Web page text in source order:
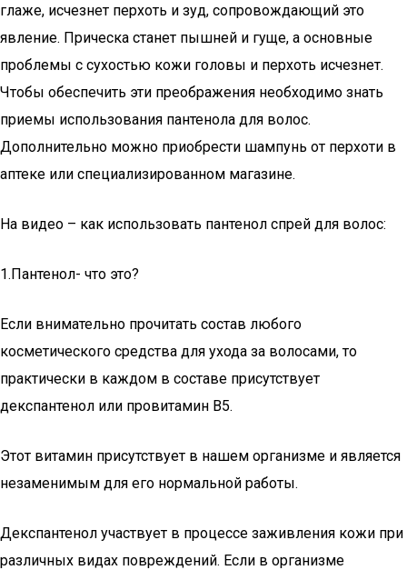
глаже, исчезнет перхоть и зуд, сопровождающий это
явление. Прическа станет пышней и гуще, а основные
проблемы с сухостью кожи головы и перхоть исчезнет.
Чтобы обеспечить эти преображения необходимо знать
приемы использования пантенола для волос.
Дополнительно можно приобрести шампунь от перхоти в
аптеке или специализированном магазине.
На видео – как использовать пантенол спрей для волос:
1.Пантенол- что это?
Если внимательно прочитать состав любого
косметического средства для ухода за волосами, то
практически в каждом в составе присутствует
декспантенол или провитамин В5.
Этот витамин присутствует в нашем организме и является
незаменимым для его нормальной работы.
Декспантенол участвует в процессе заживления кожи при
различных видах повреждений. Если в организме